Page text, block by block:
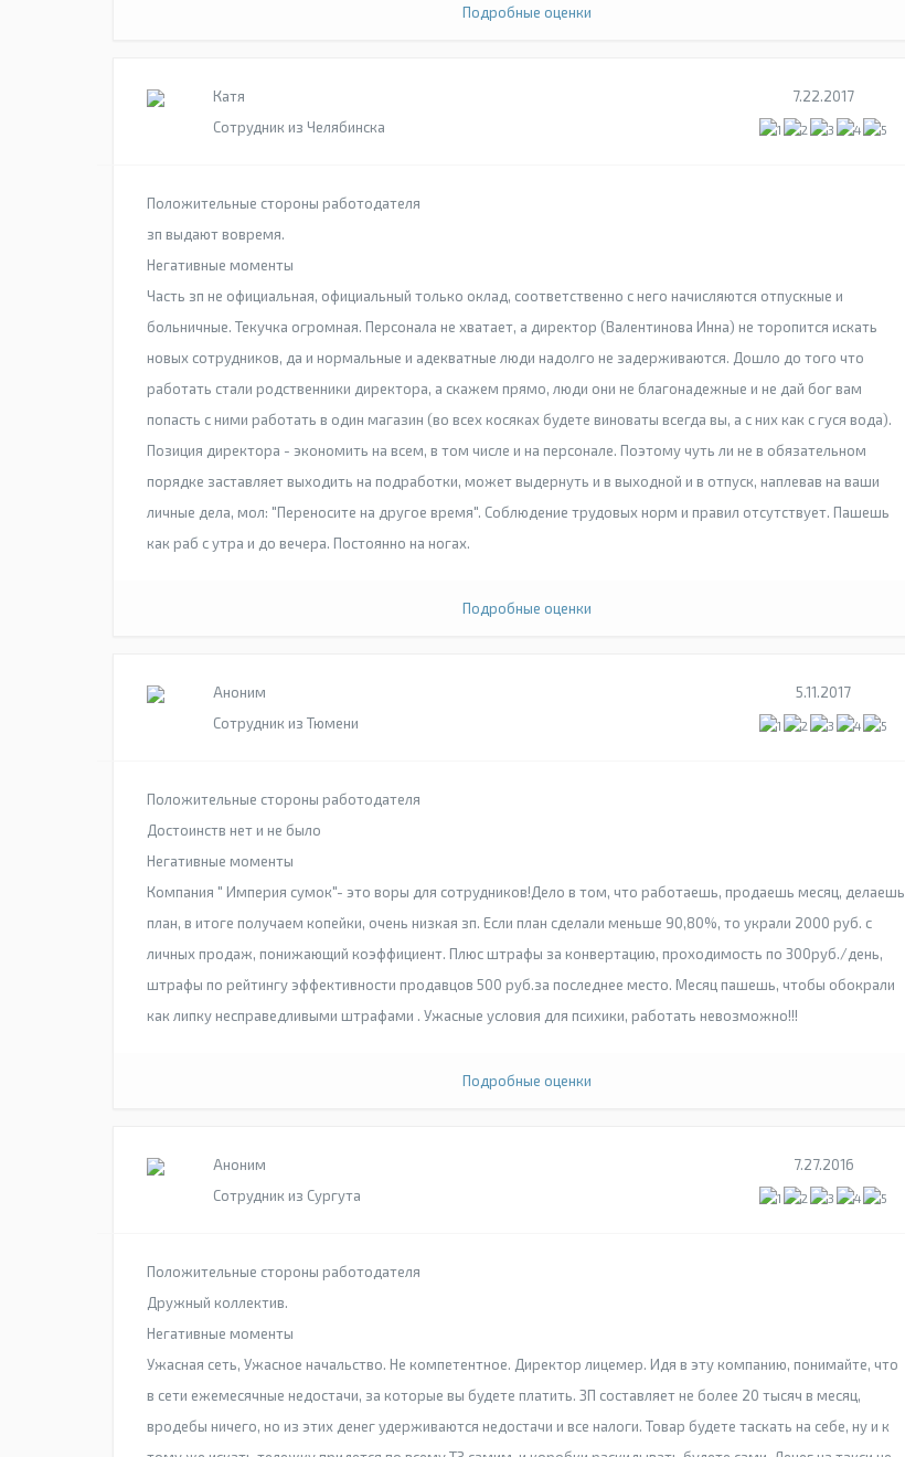
Подробные оценки
Катя
Сотрудник из Челябинска
7.22.2017
Положительные стороны работодателя
зп выдают вовремя.
Негативные моменты
Часть зп не официальная, официальный только оклад, соответственно с него начисляются отпускные и
больничные. Текучка огромная. Персонала не хватает, а директор (Валентинова Инна) не торопится искать
новых сотрудников, да и нормальные и адекватные люди надолго не задерживаются. Дошло до того что
работать стали родственники директора, а скажем прямо, люди они не благонадежные и не дай бог вам
попасть с ними работать в один магазин (во всех косяках будете виноваты всегда вы, а с них как с гуся вода).
Позиция директора - экономить на всем, в том числе и на персонале. Поэтому чуть ли не в обязательном
порядке заставляет выходить на подработки, может выдернуть и в выходной и в отпуск, наплевав на ваши
личные дела, мол: "Переносите на другое время". Соблюдение трудовых норм и правил отсутствует. Пашешь
как раб с утра и до вечера. Постоянно на ногах.
Подробные оценки
Аноним
Сотрудник из Тюмени
5.11.2017
Положительные стороны работодателя
Достоинств нет и не было
Негативные моменты
Компания " Империя сумок"- это воры для сотрудников!Дело в том, что работаешь, продаешь месяц, делаешь
план, в итоге получаем копейки, очень низкая зп. Если план сделали меньше 90,80%, то украли 2000 руб. с
личных продаж, понижающий коэффициент. Плюс штрафы за конвертацию, проходимость по 300руб./день,
штрафы по рейтингу эффективности продавцов 500 руб.за последнее место. Месяц пашешь, чтобы обокрали
как липку несправедливыми штрафами . Ужасные условия для психики, работать невозможно!!!
Подробные оценки
Аноним
Сотрудник из Сургута
7.27.2016
Положительные стороны работодателя
Дружный коллектив.
Негативные моменты
Ужасная сеть, Ужасное начальство. Не компетентное. Директор лицемер. Идя в эту компанию, понимайте, что
в сети ежемесячные недостачи, за которые вы будете платить. ЗП составляет не более 20 тысяч в месяц,
вродебы ничего, но из этих денег удерживаются недостачи и все налоги. Товар будете таскать на себе, ну и к